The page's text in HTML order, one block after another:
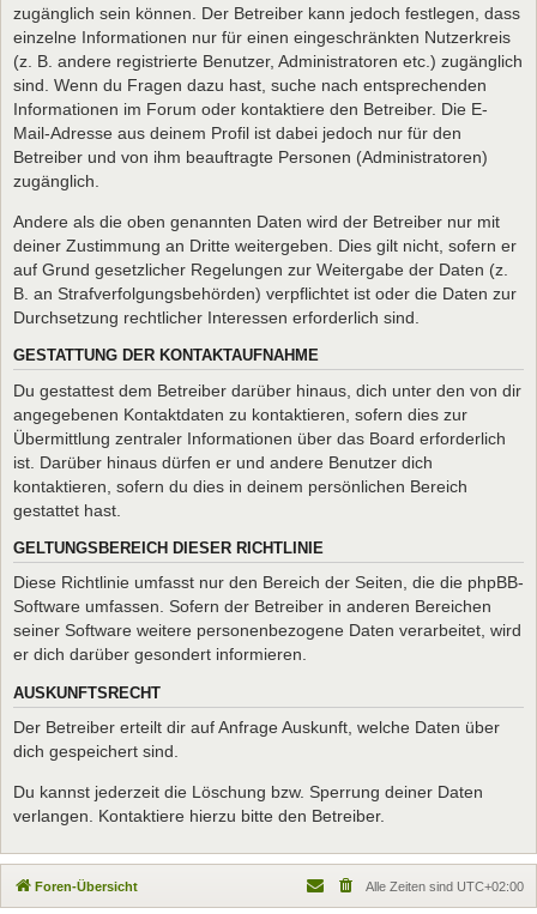
zugänglich sein können. Der Betreiber kann jedoch festlegen, dass
einzelne Informationen nur für einen eingeschränkten Nutzerkreis
(z. B. andere registrierte Benutzer, Administratoren etc.) zugänglich
sind. Wenn du Fragen dazu hast, suche nach entsprechenden
Informationen im Forum oder kontaktiere den Betreiber. Die E-
Mail-Adresse aus deinem Profil ist dabei jedoch nur für den
Betreiber und von ihm beauftragte Personen (Administratoren)
zugänglich.
Andere als die oben genannten Daten wird der Betreiber nur mit
deiner Zustimmung an Dritte weitergeben. Dies gilt nicht, sofern er
auf Grund gesetzlicher Regelungen zur Weitergabe der Daten (z.
B. an Strafverfolgungsbehörden) verpflichtet ist oder die Daten zur
Durchsetzung rechtlicher Interessen erforderlich sind.
GESTATTUNG DER KONTAKTAUFNAHME
Du gestattest dem Betreiber darüber hinaus, dich unter den von dir
angegebenen Kontaktdaten zu kontaktieren, sofern dies zur
Übermittlung zentraler Informationen über das Board erforderlich
ist. Darüber hinaus dürfen er und andere Benutzer dich
kontaktieren, sofern du dies in deinem persönlichen Bereich
gestattet hast.
GELTUNGSBEREICH DIESER RICHTLINIE
Diese Richtlinie umfasst nur den Bereich der Seiten, die die phpBB-
Software umfassen. Sofern der Betreiber in anderen Bereichen
seiner Software weitere personenbezogene Daten verarbeitet, wird
er dich darüber gesondert informieren.
AUSKUNFTSRECHT
Der Betreiber erteilt dir auf Anfrage Auskunft, welche Daten über
dich gespeichert sind.
Du kannst jederzeit die Löschung bzw. Sperrung deiner Daten
verlangen. Kontaktiere hierzu bitte den Betreiber.
Foren-Übersicht Alle Zeiten sind UTC+02:00